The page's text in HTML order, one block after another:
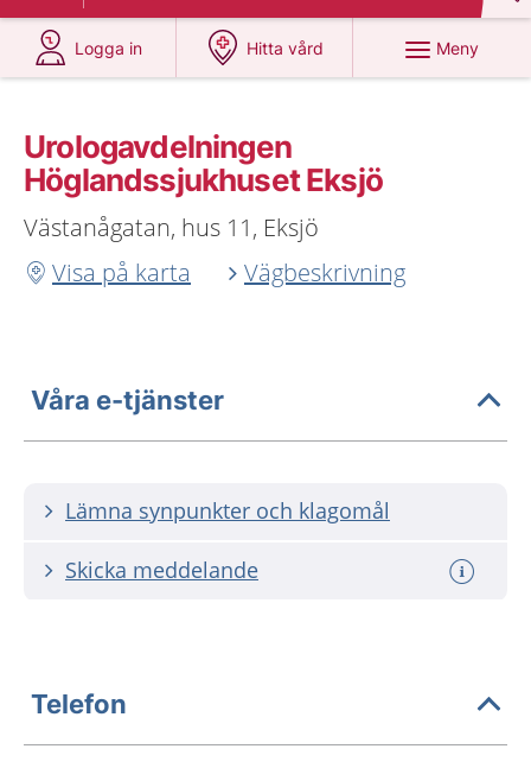
Logga in
på 1177.se
Hitta vård
på 1177.se
Meny
Urologavdelningen
Höglandssjukhuset Eksjö
Västanågatan, hus 11, Eksjö
Visa på karta
Vägbeskrivning
Våra e-tjänster
Lämna synpunkter och klagomål
Skicka meddelande
Telefon